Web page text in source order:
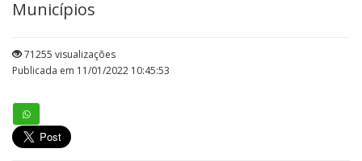
Municípios
71255 visualizações
Publicada em 11/01/2022 10:45:53